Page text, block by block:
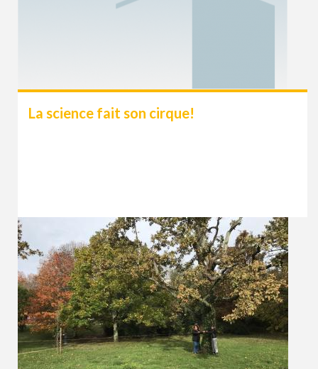
La science fait son cirque!